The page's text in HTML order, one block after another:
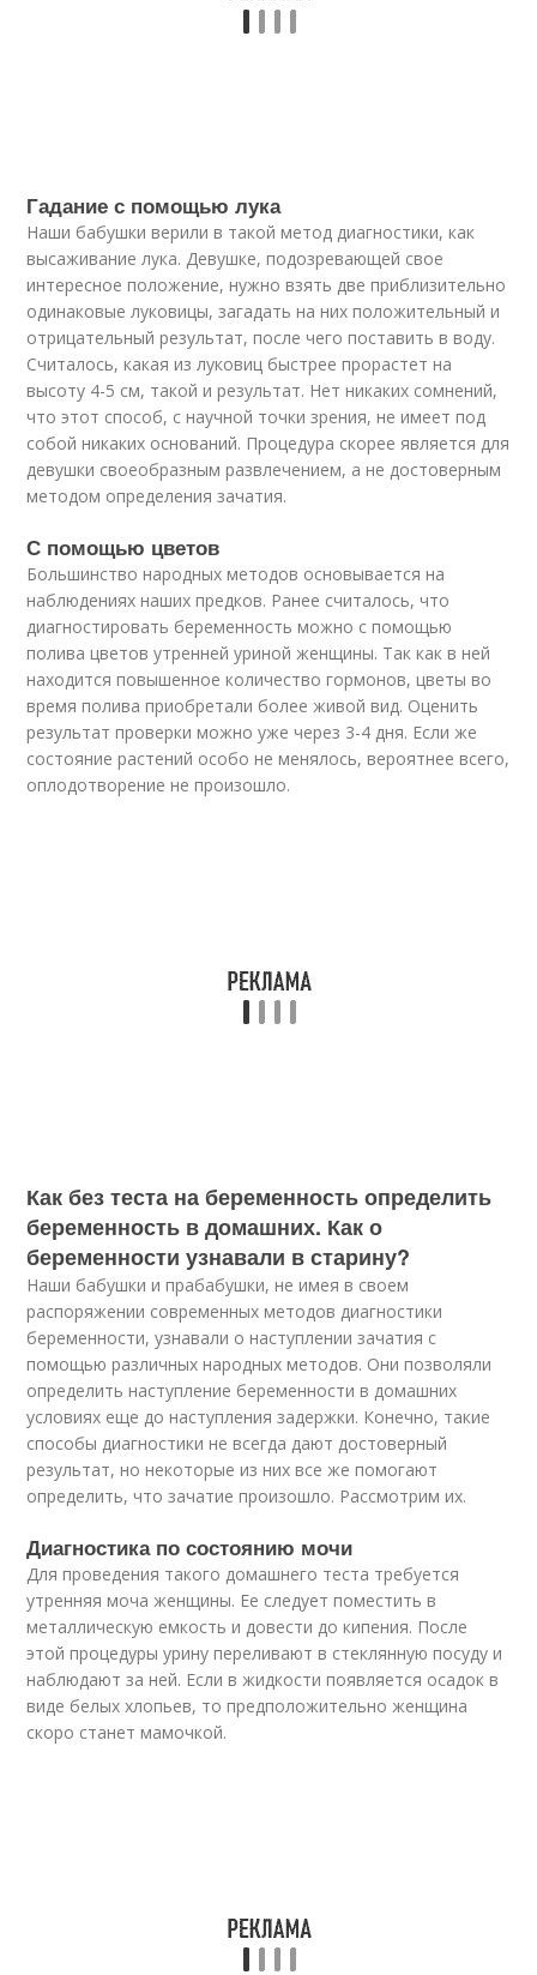
Гадание с помощью лука
Наши бабушки верили в такой метод диагностики, как
высаживание лука. Девушке, подозревающей свое
интересное положение, нужно взять две приблизительно
одинаковые луковицы, загадать на них положительный и
отрицательный результат, после чего поставить в воду.
Считалось, какая из луковиц быстрее прорастет на
высоту 4-5 см, такой и результат. Нет никаких сомнений,
что этот способ, с научной точки зрения, не имеет под
собой никаких оснований. Процедура скорее является для
девушки своеобразным развлечением, а не достоверным
методом определения зачатия.
С помощью цветов
Большинство народных методов основывается на
наблюдениях наших предков. Ранее считалось, что
диагностировать беременность можно с помощью
полива цветов утренней уриной женщины. Так как в ней
находится повышенное количество гормонов, цветы во
время полива приобретали более живой вид. Оценить
результат проверки можно уже через 3-4 дня. Если же
состояние растений особо не менялось, вероятнее всего,
оплодотворение не произошло.
Как без теста на беременность определить
беременность в домашних. Как о
беременности узнавали в старину?
Наши бабушки и прабабушки, не имея в своем
распоряжении современных методов диагностики
беременности, узнавали о наступлении зачатия с
помощью различных народных методов. Они позволяли
определить наступление беременности в домашних
условиях еще до наступления задержки. Конечно, такие
способы диагностики не всегда дают достоверный
результат, но некоторые из них все же помогают
определить, что зачатие произошло. Рассмотрим их.
Диагностика по состоянию мочи
Для проведения такого домашнего теста требуется
утренняя моча женщины. Ее следует поместить в
металлическую емкость и довести до кипения. После
этой процедуры урину переливают в стеклянную посуду и
наблюдают за ней. Если в жидкости появляется осадок в
виде белых хлопьев, то предположительно женщина
скоро станет мамочкой.